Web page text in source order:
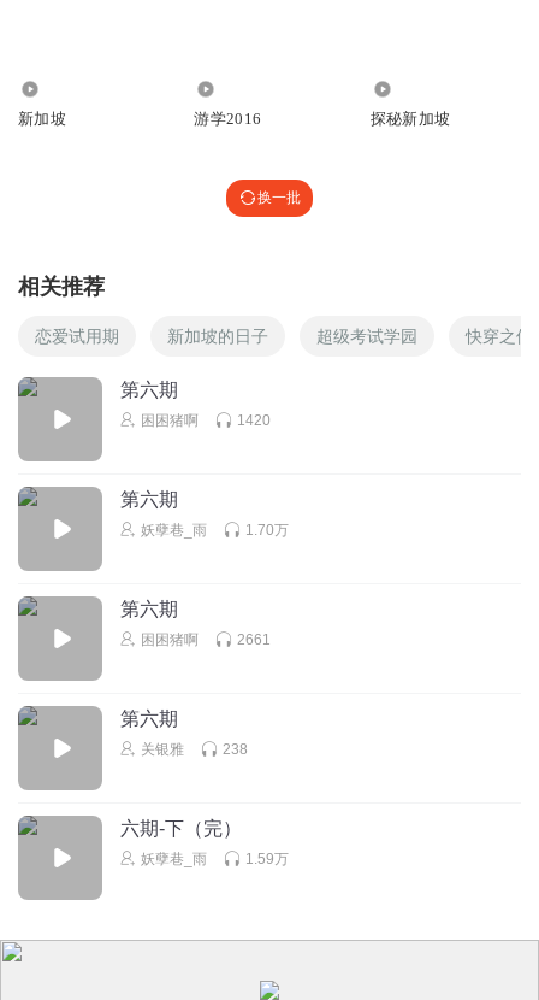
新加坡 游学2016 探秘新加坡
换一批
相关推荐
恋爱试用期 新加坡的日子 超级考试学园 快穿之修
第六期
困困猪啊 1420
第六期
妖孽巷_雨 1.70万
第六期
困困猪啊 2661
第六期
关银雅 238
六期-下（完）
妖孽巷_雨 1.59万